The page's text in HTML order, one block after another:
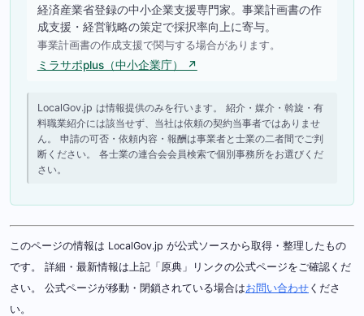
経済産業省登録の中小企業支援専門家。事業計画書の作
成支援・経営戦略の策定で採択率向上に寄与。
事業計画書の作成支援で関与する場合があります。
ミラサポplus（中小企業庁） ↗
LocalGov.jp は情報提供のみを行います。 紹介・媒介・斡旋・有
料職業紹介には該当せず、当社は依頼の契約当事者ではありませ
ん。 申請の可否・依頼内容・報酬は事業者と士業の二者間でご判
断ください。 各士業の連合会会員検索で個別事務所をお選びくだ
さい。
このページの情報は LocalGov.jp が公式ソースから取得・整理したもの
です。 詳細・最新情報は上記「原典」リンクの公式ページをご確認くだ
さい。 公式ページが移動・閉鎖されている場合はお問い合わせ くださ
い。